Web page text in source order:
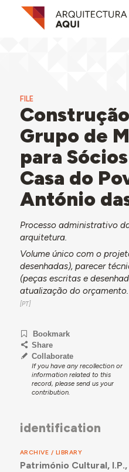
FILE
Grupo de
para
Casa do
António
Processo administrativo
arquitetura.
Volume único com o
desenhadas), parecer
(peças escritas e
atualização do orçamento.
Bookmark
Share
Collaborate
If you have any recollection or
information related to this
record, please send us your
contribution.
identification
ARCHIVE / LIBRARY
Património Cultural,